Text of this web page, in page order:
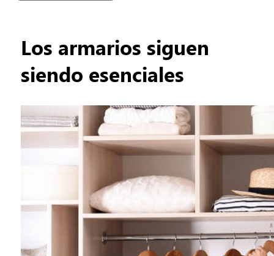
Los armarios siguen
siendo esenciales